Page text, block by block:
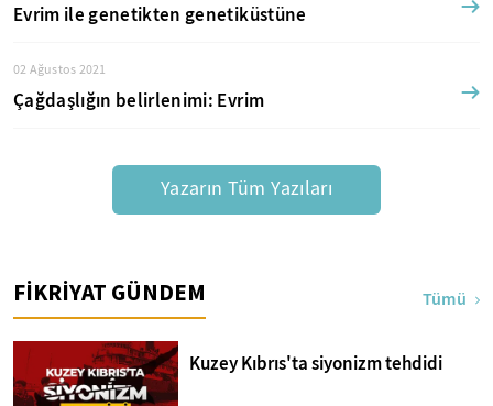
Evrim ile genetikten genetiküstüne
02 Ağustos 2021
Çağdaşlığın belirlenimi: Evrim
Yazarın Tüm Yazıları
FİKRİYAT GÜNDEM Tümü
Kuzey Kıbrıs'ta siyonizm tehdidi